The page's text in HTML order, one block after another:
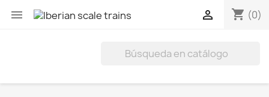
 shopping_cart (0)
